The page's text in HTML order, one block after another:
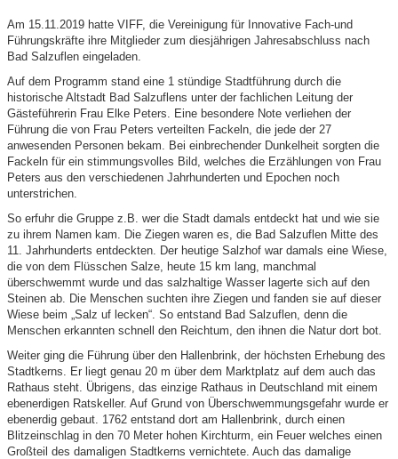
Am 15.11.2019 hatte VIFF, die Vereinigung für Innovative Fach-und
Führungskräfte ihre Mitglieder zum diesjährigen Jahresabschluss nach
Bad Salzuflen eingeladen.
Auf dem Programm stand eine 1 stündige Stadtführung durch die
historische Altstadt Bad Salzuflens unter der fachlichen Leitung der
Gästeführerin Frau Elke Peters. Eine besondere Note verliehen der
Führung die von Frau Peters verteilten Fackeln, die jede der 27
anwesenden Personen bekam. Bei einbrechender Dunkelheit sorgten die
Fackeln für ein stimmungsvolles Bild, welches die Erzählungen von Frau
Peters aus den verschiedenen Jahrhunderten und Epochen noch
unterstrichen.
So erfuhr die Gruppe z.B. wer die Stadt damals entdeckt hat und wie sie
zu ihrem Namen kam. Die Ziegen waren es, die Bad Salzuflen Mitte des
11. Jahrhunderts entdeckten. Der heutige Salzhof war damals eine Wiese,
die von dem Flüsschen Salze, heute 15 km lang, manchmal
überschwemmt wurde und das salzhaltige Wasser lagerte sich auf den
Steinen ab. Die Menschen suchten ihre Ziegen und fanden sie auf dieser
Wiese beim „Salz uf lecken“. So entstand Bad Salzuflen, denn die
Menschen erkannten schnell den Reichtum, den ihnen die Natur dort bot.
Weiter ging die Führung über den Hallenbrink, der höchsten Erhebung des
Stadtkerns. Er liegt genau 20 m über dem Marktplatz auf dem auch das
Rathaus steht. Übrigens, das einzige Rathaus in Deutschland mit einem
ebenerdigen Ratskeller. Auf Grund von Überschwemmungsgefahr wurde er
ebenerdig gebaut. 1762 entstand dort am Hallenbrink, durch einen
Blitzeinschlag in den 70 Meter hohen Kirchturm, ein Feuer welches einen
Großteil des damaligen Stadtkerns vernichtete. Auch das damalige